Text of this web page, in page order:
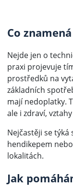
Co
Nejde jen o
praxi projevuje
prostředků na
základních
mají nedoplatky.
ale i zdraví,
Nejčastěji se
hendikepem
lokalitách.
Jak